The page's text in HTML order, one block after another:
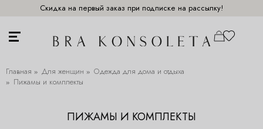
Скидка на первый заказ при подписке на рассылку!
Главная Для женщин
Одежда для дома и отдыха
Пижамы и комплекты
ПИЖАМЫ И КОМПЛЕКТЫ